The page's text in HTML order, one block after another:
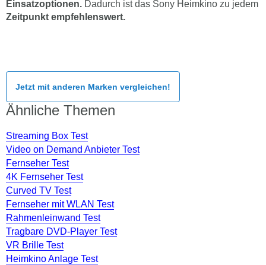
Einsatzoptionen. Dadurch ist das Sony Heimkino zu jedem
Zeitpunkt empfehlenswert.
Jetzt mit anderen Marken vergleichen!
Ähnliche Themen
Streaming Box Test
Video on Demand Anbieter Test
Fernseher Test
4K Fernseher Test
Curved TV Test
Fernseher mit WLAN Test
Rahmenleinwand Test
Tragbare DVD-Player Test
VR Brille Test
Heimkino Anlage Test